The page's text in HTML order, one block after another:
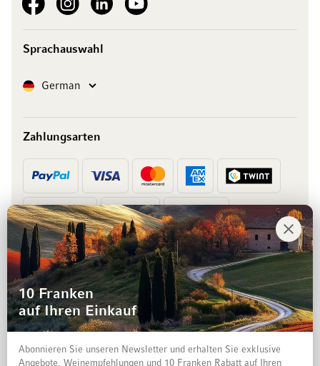
Sprachauswahl
SpracheGerman
Zahlungsarten
Vorkasse Rechnung
10 Franken
auf Ihren Einkauf
Abonnieren Sie unseren Newsletter und erhalten Sie exklusive
Angebote, Weinempfehlungen und 10 Franken Rabatt auf Ihren